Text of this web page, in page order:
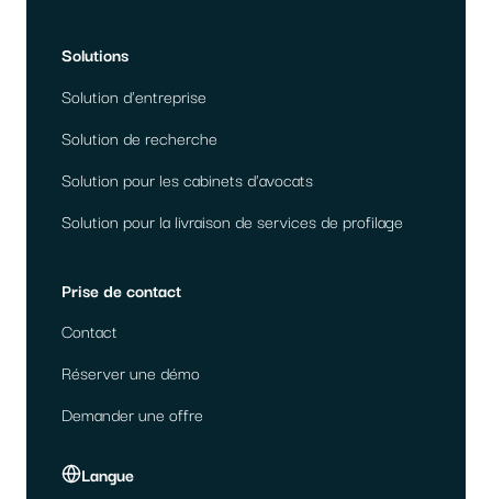
Solutions
Solution d'entreprise
Solution de recherche
Solution pour les cabinets d'avocats
Solution pour la livraison de services de profilage
Prise de contact
Contact
Réserver une démo
Demander une offre
Langue